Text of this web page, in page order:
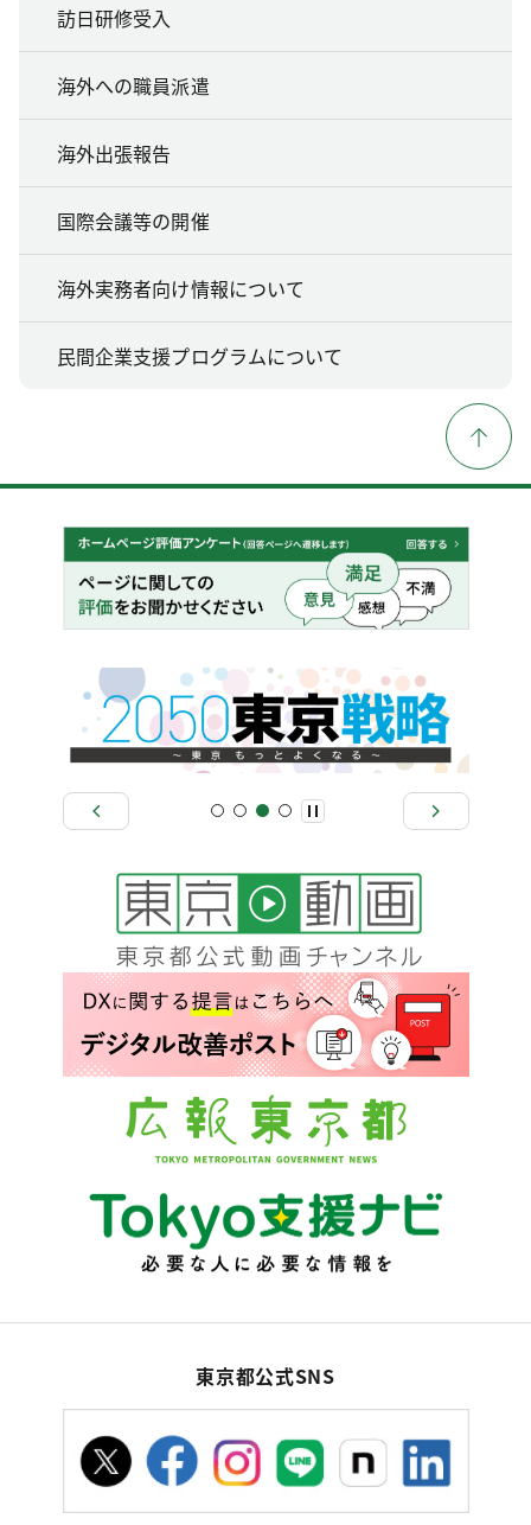
訪日研修受入
海外への職員派遣
海外出張報告
国際会議等の開催
海外実務者向け情報について
民間企業支援プログラムについて
東京都公式SNS